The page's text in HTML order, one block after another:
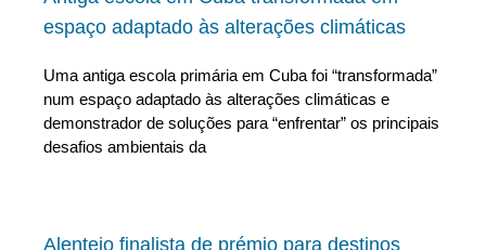
espaço adaptado às alterações climáticas
Uma antiga escola primária em Cuba foi “transformada”
num espaço adaptado às alterações climáticas e
demonstrador de soluções para “enfrentar” os principais
desafios ambientais da
Alentejo finalista de prémio para destinos